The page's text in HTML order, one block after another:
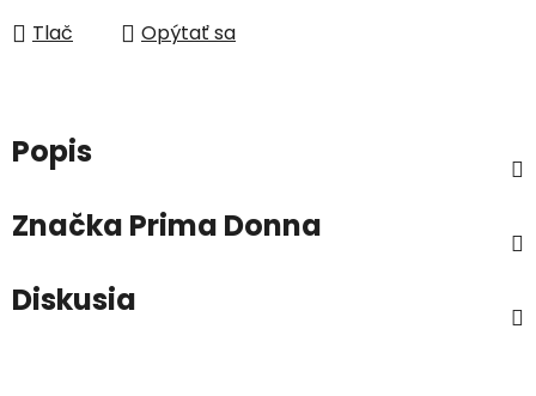
Tlač Opýtať sa
Popis
Značka Prima Donna
Diskusia